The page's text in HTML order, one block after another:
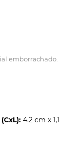
emborrachado.
4,2 cm x 1,1